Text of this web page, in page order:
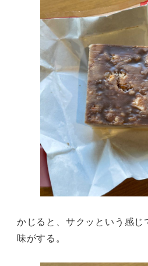
かじると、サクッという感
味がする。